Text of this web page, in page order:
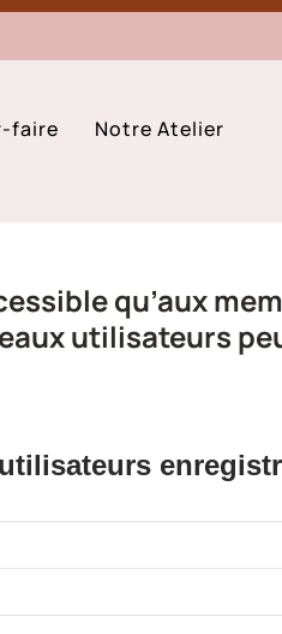
faire Notre Atelier
qu’aux
utilisateurs